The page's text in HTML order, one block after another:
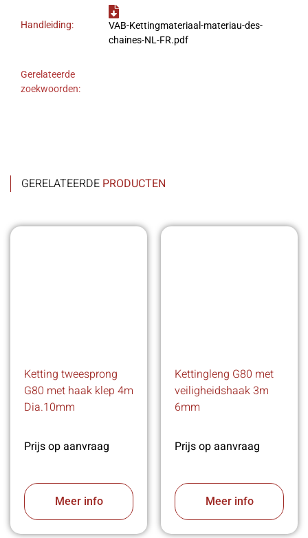
Handleiding:
VAB-Kettingmateriaal-materiau-des-
chaines-NL-FR.pdf
Gerelateerde
zoekwoorden:
GERELATEERDE PRODUCTEN
Ketting tweesprong
G80 met haak klep 4m
Dia.10mm
Prijs op aanvraag
Meer info
Kettingleng G80 met
veiligheidshaak 3m
6mm
Prijs op aanvraag
Meer info